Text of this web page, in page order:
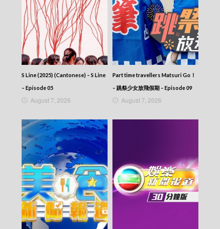
S Line (2025) (Cantonese) – S Line
– Episode 05
August 7, 2026
Part time travellers Matsuri Go！
– 跳祭少女放飛假期 – Episode 09
August 7, 2026